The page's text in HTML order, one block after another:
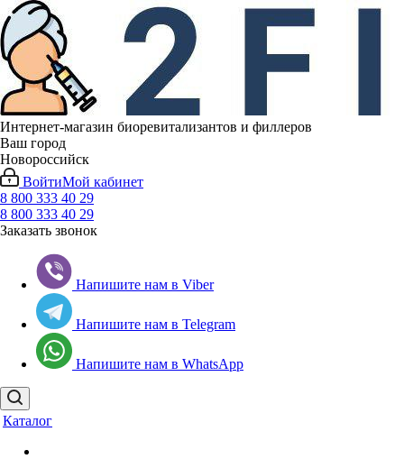
Интернет-магазин биоревитализантов и филлеров
Ваш город
Новороссийск
ВойтиМой кабинет
8 800 333 40 29
8 800 333 40 29
Заказать звонок
Напишите нам в Viber
Напишите нам в Telegram
Напишите нам в WhatsApp
Каталог